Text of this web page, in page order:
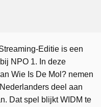
Editie is een
NPO 1. In deze
Wie Is De Mol? nemen
deel aan
Dat spel blijkt WIDM te